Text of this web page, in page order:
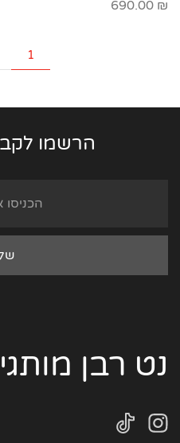
690.00 ₪
1
הרשמו
נט רבן